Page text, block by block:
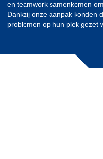
en teamwork samenkomen
Dankzij onze aanpak konden
problemen op hun plek gezet